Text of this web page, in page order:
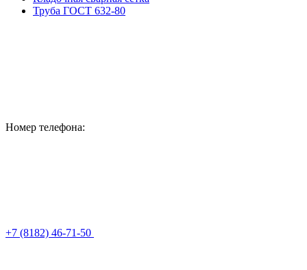
Труба ГОСТ 632-80
Номер телефона:
+7 (8182) 46-71-50